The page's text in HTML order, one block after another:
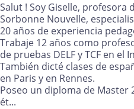
Salut ! Soy Giselle, profesora
Sorbonne Nouvelle,
20 años de experiencia
Trabaje 12 años como
de pruebas DELF y TCF en el
También dicté clases de
en Paris y en Rennes.
Poseo un diploma de Master
ét...